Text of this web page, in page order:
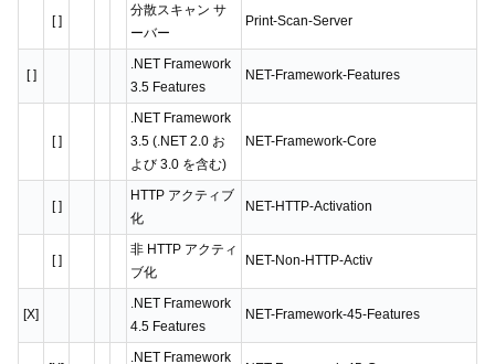
[ ]
分散スキャン サ
ーバー
Print-Scan-Server
[ ]
.NET Framework
3.5 Features
NET-Framework-Features
[ ]
.NET Framework
3.5 (.NET 2.0 お
よび 3.0 を含む)
NET-Framework-Core
[ ]
HTTP アクティブ
化
NET-HTTP-Activation
[ ]
非 HTTP アクティ
ブ化
NET-Non-HTTP-Activ
[X]
.NET Framework
4.5 Features
NET-Framework-45-Features
.NET Framework